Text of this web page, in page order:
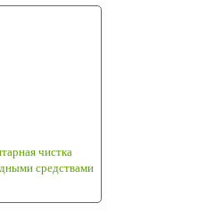
чистка
средствами